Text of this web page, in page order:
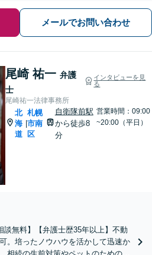
メールでお問い合わせ
尾崎 祐一 弁護
士
インタビューを見
る
尾崎祐一法律事務所
北
海
道
|
札幌
市南
区
自衛隊前駅
から徒歩8
分
営業時間：09:00
~20:00（平日）
談無料】【弁護士歴35年以上】不動
。培ったノウハウを活かして迅速か
相続の生前対策やペットのための年